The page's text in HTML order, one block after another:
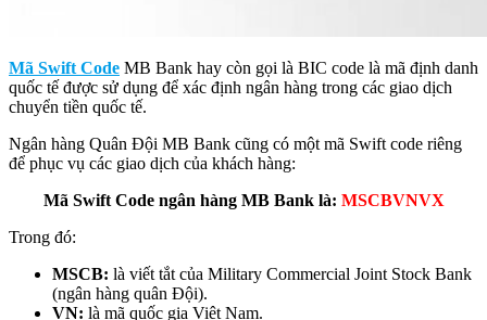
Mã Swift Code MB Bank hay còn gọi là BIC code là mã định danh
quốc tế được sử dụng để xác định ngân hàng trong các giao dịch
chuyển tiền quốc tế.
Ngân hàng Quân Đội MB Bank cũng có một mã Swift code riêng
để phục vụ các giao dịch của khách hàng:
Mã Swift Code ngân hàng MB Bank là: MSCBVNVX
Trong đó:
MSCB: là viết tắt của Military Commercial Joint Stock Bank
(ngân hàng quân Đội).
VN: là mã quốc gia Việt Nam.